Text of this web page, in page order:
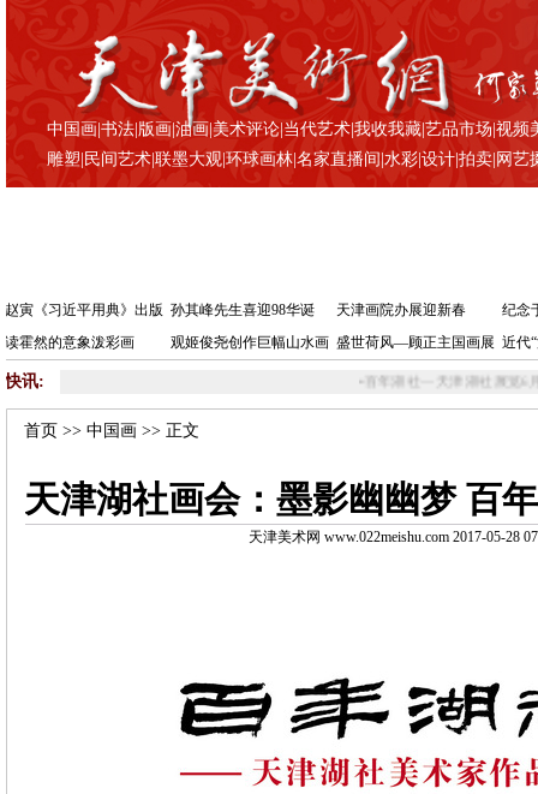
中国画 |书法 版画 |油画 |美术评论 当代艺术 |我收我藏 |艺品市场 |视频
雕塑 民间艺术 |联墨大观 |环球画林 |名家直播间 |水彩 |设计 |拍卖 网艺
赵寅《习近平用典》出版 孙其峰先生喜迎98华诞 天津画院办展迎新春
纪念
读霍然的意象泼彩画
观姬俊尧创作巨幅山水画 盛世荷风—顾正主国画展 近代
快讯: 百年湖社—天津湖社展览6月2日在天津美术馆
首页 >>中国画 >> 正文
天津湖社画会：墨影幽幽梦 百
天津美术网 www.022meishu.com 2017-05-28